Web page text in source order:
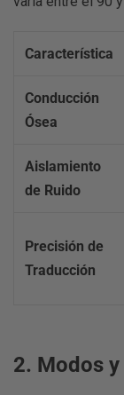
Característica
Conducción
Ósea
Aislamiento
de Ruido
Precisión de
Traducción
2. Modos